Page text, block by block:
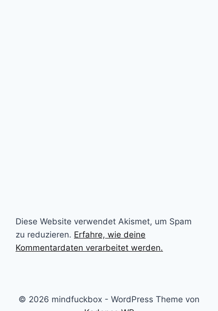
Diese Website verwendet Akismet, um Spam
zu reduzieren. Erfahre, wie deine
Kommentardaten verarbeitet werden.
© 2026 mindfuckbox - WordPress Theme von